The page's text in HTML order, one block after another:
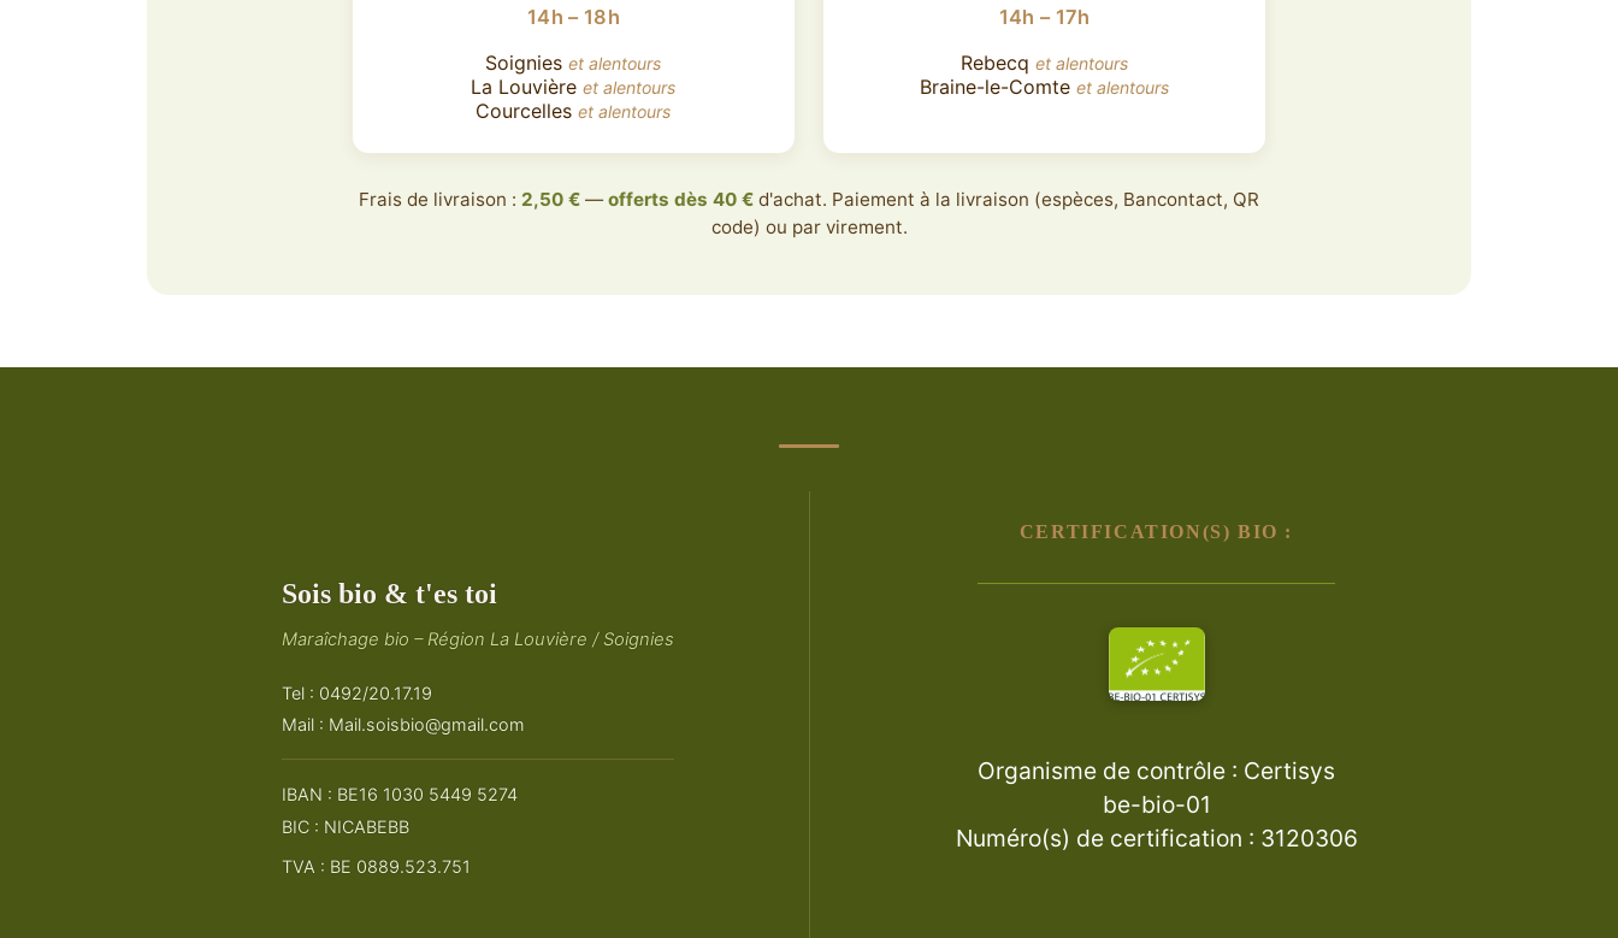
14h – 18h
Soignieset alentours
La Louvièreet alentours
Courcelleset alentours
14h – 17h
Rebecqet alentours
Braine-le-Comteet alentours
Frais de livraison : 2,50 € —offerts dès 40 € d'achat. Paiement à la livraison (espèces, Bancontact, QR
code) ou par virement.
Sois bio & t'es toi
Maraîchage bio – Région La Louvière / Soignies
Tel : 0492/20.17.19
Mail : Mail.soisbio@gmail.com
IBAN : BE16 1030 5449 5274
BIC : NICABEBB
TVA : BE 0889.523.751
CERTIFICATION(S) BIO :
Organisme de contrôle : Certisys
be-bio-01
Numéro(s) de certification : 3120306